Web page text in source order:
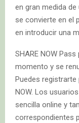
en gran medida
se convierte en el
en introducir una
SHARE NOW
momento y se
Puedes registrarte
NOW. Los
sencilla online y
correspondientes